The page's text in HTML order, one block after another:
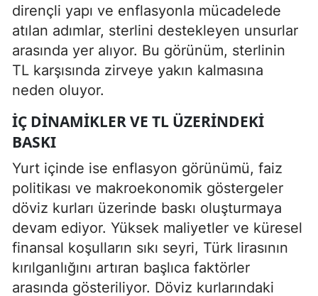
dirençli yapı ve enflasyonla mücadelede
atılan adımlar, sterlini destekleyen unsurlar
arasında yer alıyor. Bu görünüm, sterlinin
TL karşısında zirveye yakın kalmasına
neden oluyor.
İÇ DINAMIKLER VE TL ÜZERINDEKI
BASKI
Yurt içinde ise enflasyon görünümü, faiz
politikası ve makroekonomik göstergeler
döviz kurları üzerinde baskı oluşturmaya
devam ediyor. Yüksek maliyetler ve küresel
finansal koşulların sıkı seyri, Türk lirasının
kırılganlığını artıran başlıca faktörler
arasında gösteriliyor. Döviz kurlarındaki